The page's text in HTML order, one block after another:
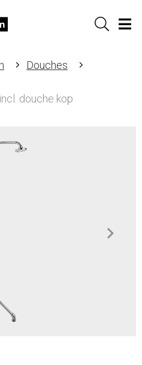
Sök
Douches
douche kop